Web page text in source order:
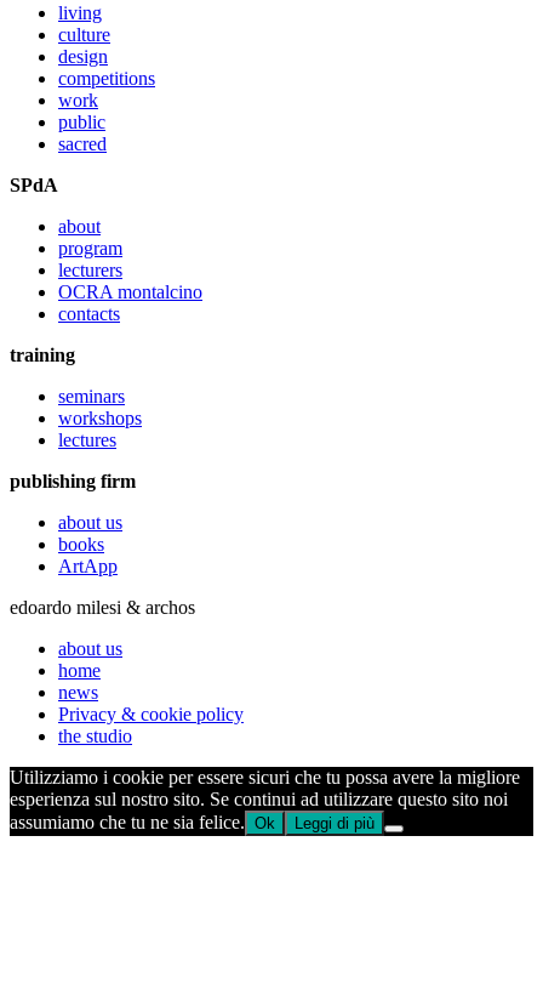
living
culture
design
competitions
work
public
sacred
SPdA
about
program
lecturers
OCRA montalcino
contacts
training
seminars
workshops
lectures
publishing firm
about us
books
ArtApp
edoardo milesi & archos
about us
home
news
Privacy & cookie policy
the studio
Utilizziamo i cookie per essere sicuri che tu possa avere la migliore
esperienza sul nostro sito. Se continui ad utilizzare questo sito noi
assumiamo che tu ne sia felice. Ok Leggi di più